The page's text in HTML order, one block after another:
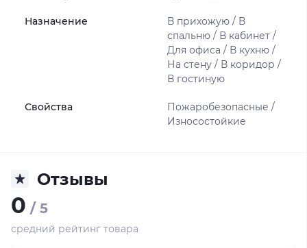
Назначение
В прихожую / В
спальню / В кабинет /
Для офиса / В кухню /
На стену / В коридор /
В гостиную
Свойства
Пожаробезопасные /
Износостойкие
Отзывы
0 / 5
средний рейтинг товара